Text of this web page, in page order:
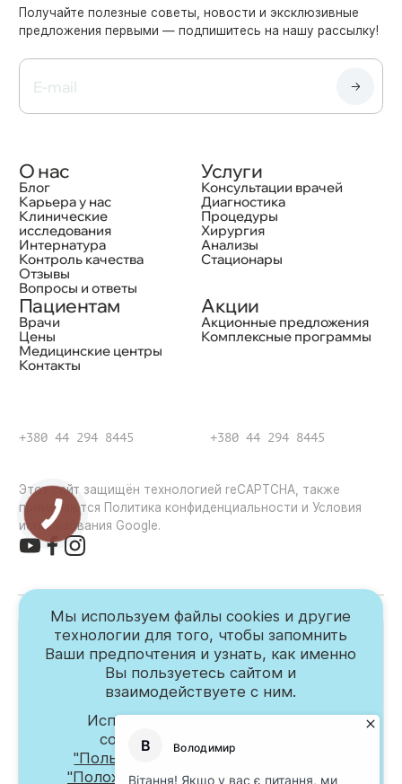
Получайте полезные советы, новости и эксклюзивные
предложения первыми — подпишитесь на нашу рассылку!
О нас
Блог
Карьера у нас
Клинические
исследования
Интернатура
Контроль качества
Отзывы
Вопросы и ответы
Услуги
Консультации врачей
Диагностика
Процедуры
Хирургия
Анализы
Стационары
Пациентам
Врачи
Цены
Медицинские центры
Контакты
Акции
Акционные предложения
Комплексные программы
+380 44 294 8445 +380 44 294 8445
Этот сайт защищён технологией reCAPTCHA, также
применяются Политика конфиденциальности и Условия
использования Google.
Контроль качества
Департамент контроля качества
Пн-Пт з 8:00 до 18:00
Подробнее
Мы используем файлы cookies и другие
технологии для того, чтобы запомнить
Ваши предпочтения и узнать, как именно
Вы пользуетесь сайтом и
взаимодействуете с ним.
Используя наш сайт, Вы также
соглашаетесь с условиями
"Пользовательского соглашения"
"Положения об обработке и защите